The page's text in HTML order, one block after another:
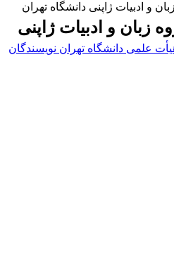
و ادبیات ژاپنی دانشگاه تهران
علمی دانشگاه تهران نویسندگان